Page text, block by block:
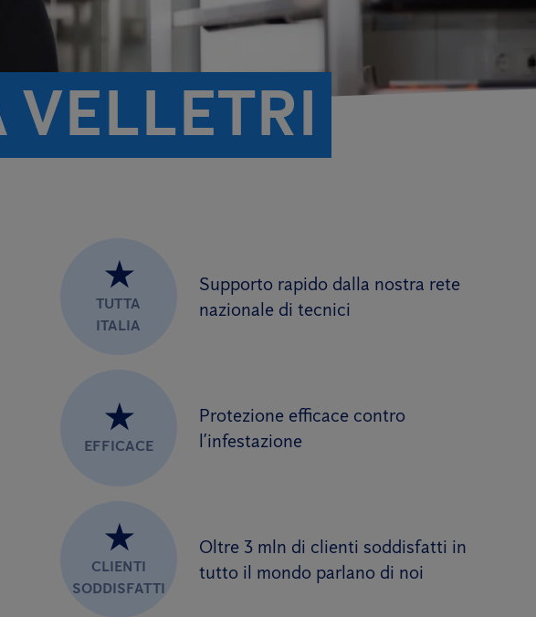
★
TUTTA
ITALIA
Supporto rapido dalla nostra rete
nazionale di tecnici
★
EFFICACE
Protezione efficace contro
l’infestazione
★
CLIENTI
SODDISFATTI
Oltre 3 mln di clienti soddisfatti in
tutto il mondo parlano di noi